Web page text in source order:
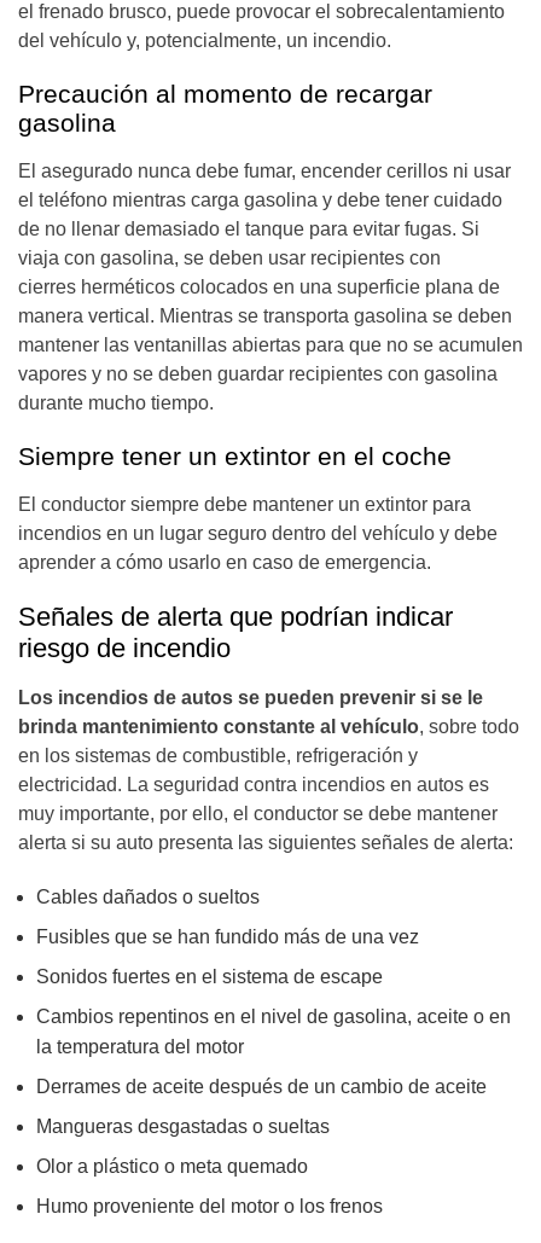
el frenado brusco, puede provocar el sobrecalentamiento
del vehículo y, potencialmente, un incendio.
Precaución al momento de recargar
gasolina
El asegurado nunca debe fumar, encender cerillos ni usar
el teléfono mientras carga gasolina y debe tener cuidado
de no llenar demasiado el tanque para evitar fugas. Si
viaja con gasolina, se deben usar recipientes con
cierres herméticos colocados en una superficie plana de
manera vertical. Mientras se transporta gasolina se deben
mantener las ventanillas abiertas para que no se acumulen
vapores y no se deben guardar recipientes con gasolina
durante mucho tiempo.
Siempre tener un extintor en el coche
El conductor siempre debe mantener un extintor para
incendios en un lugar seguro dentro del vehículo y debe
aprender a cómo usarlo en caso de emergencia.
Señales de alerta que podrían indicar
riesgo de incendio
Los incendios de autos se pueden prevenir si se le
brinda mantenimiento constante al vehículo, sobre todo
en los sistemas de combustible, refrigeración y
electricidad. La seguridad contra incendios en autos es
muy importante, por ello, el conductor se debe mantener
alerta si su auto presenta las siguientes señales de alerta:
Cables dañados o sueltos
Fusibles que se han fundido más de una vez
Sonidos fuertes en el sistema de escape
Cambios repentinos en el nivel de gasolina, aceite o en
la temperatura del motor
Derrames de aceite después de un cambio de aceite
Mangueras desgastadas o sueltas
Olor a plástico o meta quemado
Humo proveniente del motor o los frenos